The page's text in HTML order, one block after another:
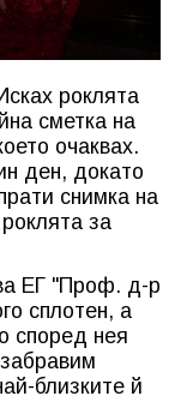
роклята
сметка на
очаквах.
ден, докато
снимка на
за
ЕГ "Проф. д-р
сплотен, а
според нея
близките й